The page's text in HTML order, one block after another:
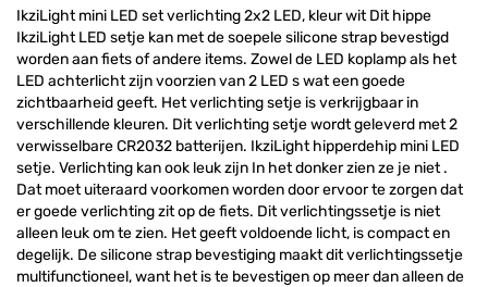
IkziLight mini LED set verlichting 2x2 LED, kleur wit Dit hippe
IkziLight LED setje kan met de soepele silicone strap bevestigd
worden aan fiets of andere items. Zowel de LED koplamp als het
LED achterlicht zijn voorzien van 2 LED s wat een goede
zichtbaarheid geeft. Het verlichting setje is verkrijgbaar in
verschillende kleuren. Dit verlichting setje wordt geleverd met 2
verwisselbare CR2032 batterijen. IkziLight hipperdehip mini LED
setje. Verlichting kan ook leuk zijn In het donker zien ze je niet .
Dat moet uiteraard voorkomen worden door ervoor te zorgen dat
er goede verlichting zit op de fiets. Dit verlichtingssetje is niet
alleen leuk om te zien. Het geeft voldoende licht, is compact en
degelijk. De silicone strap bevestiging maakt dit verlichtingssetje
multifunctioneel, want het is te bevestigen op meer dan alleen de